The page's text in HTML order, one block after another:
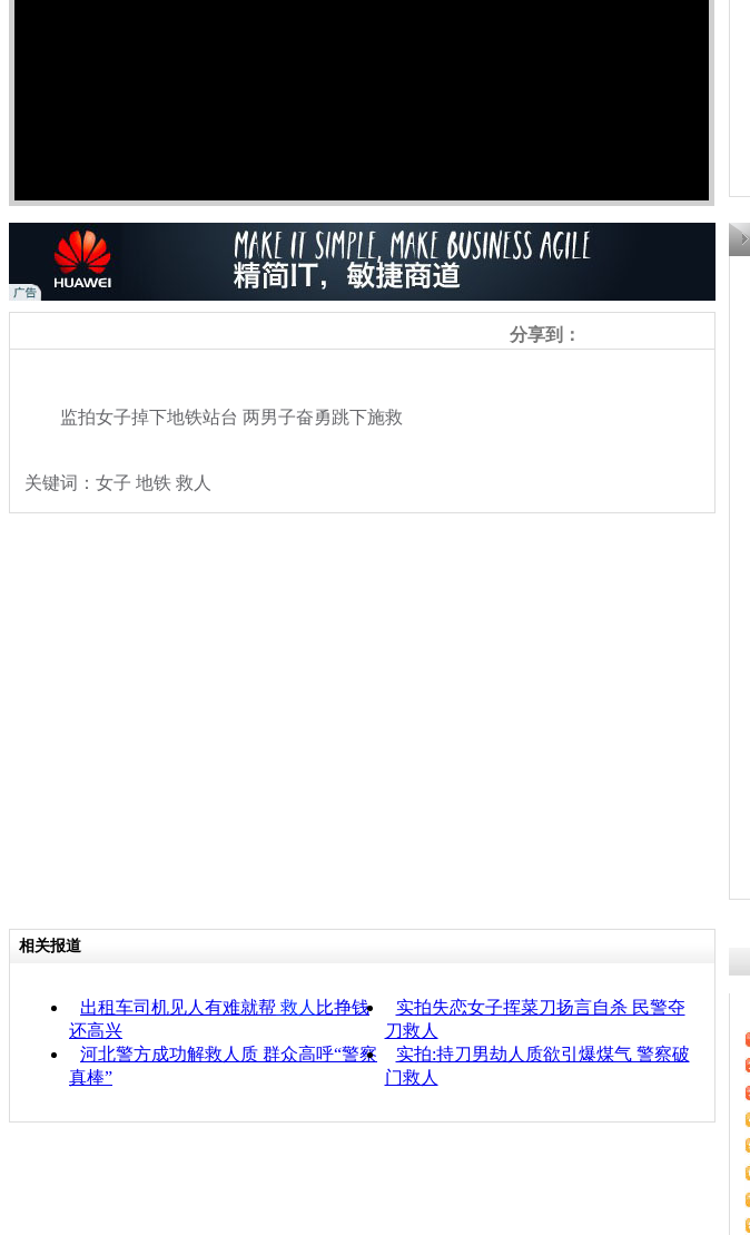
分享到：
监拍女子掉下地铁站台 两男子奋勇跳下施救
关键词：女子 地铁 救人
相关报道
出租车司机见人有难就帮 救人 比挣钱
还高兴
实拍失恋女子挥菜刀扬言自杀 民警夺
刀救人
河北警方成功解救人质 群众高呼“警察
真棒”
实拍:持刀男劫人质欲引爆煤气 警察破
门救人